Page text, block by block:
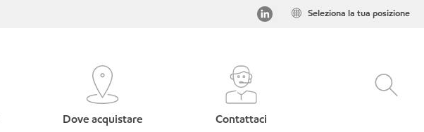
Seleziona la tua posizione
Dove acquistare Contattaci